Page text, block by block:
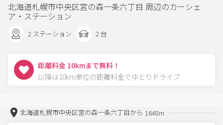
北海道札幌市中央区宮の森一条六丁目 周辺のカーシェ
ア・ステーション
2 ステーション 2 台
距離料金 10kmまで無料！
以降は10km単位の距離料金でゆとりドライブ
北海道札幌市中央区宮の森一条六丁目から 1648m